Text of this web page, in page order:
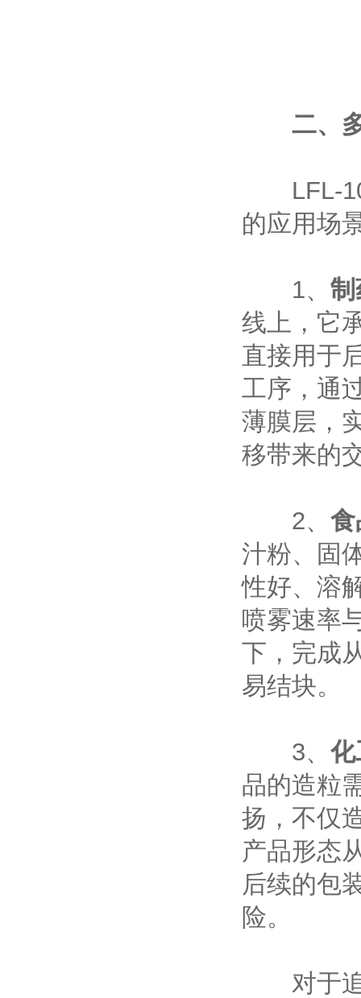
二、多
LFL-
的应用场
1、 制
线上，它
直接用于
工序，通
薄膜层，
移带来的
2、 食
汁粉、固
性好、溶
喷雾速率
下，完成
易结块。
3、 化
品的造粒
扬，不仅
产品形态
后续的包
险。
对于追